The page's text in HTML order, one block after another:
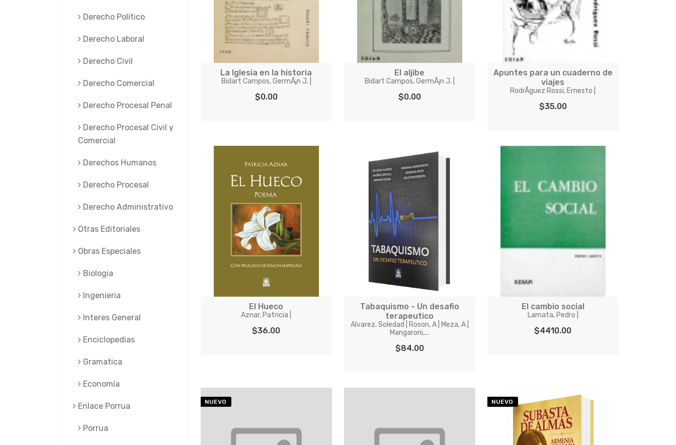
La Iglesia en la historia
Bidart Campos, GermÃ¡n J. |
$0.00
El aljibe
Bidart Campos, GermÃ¡n J. |
$0.00
Apuntes para un cuaderno de
viajes
RodrÃ­guez Rossi, Ernesto |
$35.00
El Hueco
Aznar, Patricia |
$36.00
Tabaquismo - Un desafio
terapeutico
Alvarez, Soledad | Roson, A | Meza, A |
Mangaroni,...
$84.00
El cambio social
Lamata, Pedro |
$4410.00
NUEVO NUEVO
Derecho Político
Derecho Laboral
Derecho Civil
Derecho Comercial
Derecho Procesal Penal
Derecho Procesal Civil y
Comercial
Derechos Humanos
Derecho Procesal
Derecho Administrativo
Otras Editoriales
Obras Especiales
Biologia
Ingenieria
Interes General
Enciclopedias
Gramatica
Economía
Enlace Porrua
Porrua